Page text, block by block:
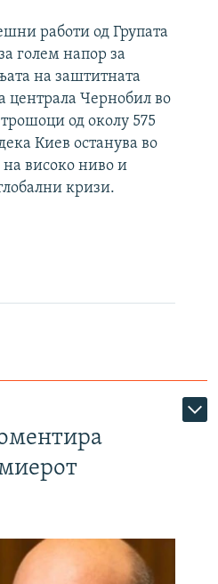
работи од Групата
голем напор за
на заштитната
централа Чернобил во
од околу 575
Киев останува во
на високо ниво и
кризи.